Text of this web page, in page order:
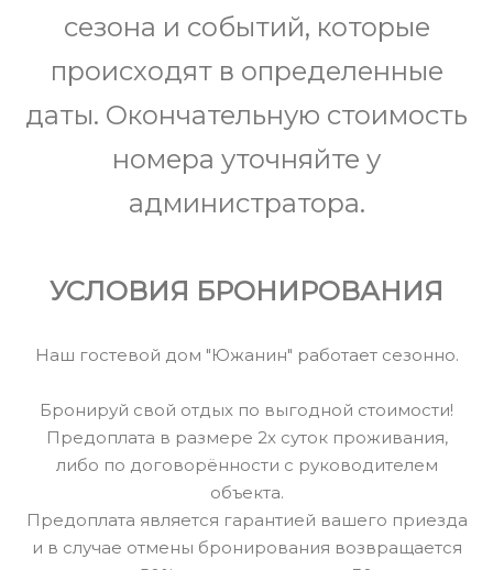
сезона и событий, которые
происходят в определенные
даты. Окончательную стоимость
номера уточняйте у
администратора.
УСЛОВИЯ БРОНИРОВАНИЯ
Наш гостевой дом "Южанин" работает сезонно.
Бронируй свой отдых по выгодной стоимости!
Предоплата в размере 2х суток проживания,
либо по договорённости с руководителем
объекта.
Предоплата является гарантией вашего приезда
и в случае отмены бронирования возвращается